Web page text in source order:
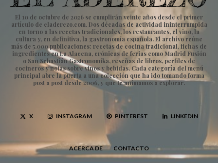
El 10 de octubre de 2026 se cumplirán veinte años desde el primer
artículo de eladerezo.com. Dos décadas de actividad ininterrumpida
en torno a las recetas tradicionales, los restaurantes, el vino, la
cultura y, en definitiva, la gastronomía española. El archivo reúne
más de 5.000 publicaciones: recetas de cocina tradicional, fichas de
ingredientes en La Alacena, crónicas de ferias como Madrid Fusión
o San Sebastián Gastronomika, reseñas de libros, perfiles de
cocineros y notas sobre vinos y bebidas. Cada categoría del menú
principal abre la puerta a una colección que ha ido tomando forma
post a post desde 2006, y que te animamos a explorar.
X INSTAGRAM PINTEREST LINKEDIN
ACERCA DE CONTACTO